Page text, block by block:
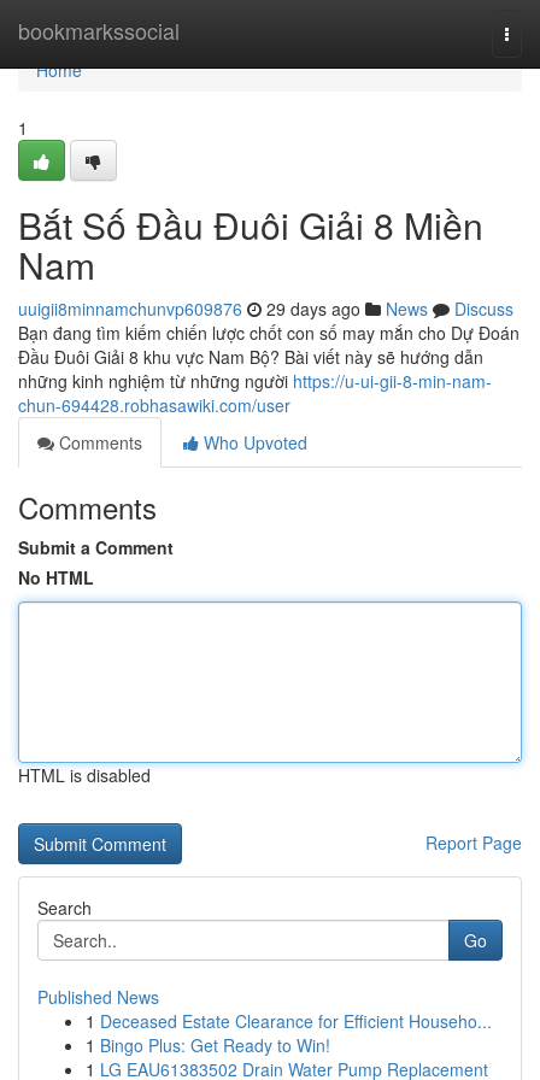
bookmarkssocial
Home
Home
1
Bắt Số Đầu Đuôi Giải 8 Miền
Nam
uuigii8minnamchunvp609876 29 days ago News
Discuss
Bạn đang tìm kiếm chiến lược chốt con số may mắn cho Dự Đoán
Đầu Đuôi Giải 8 khu vực Nam Bộ? Bài viết này sẽ hướng dẫn
những kinh nghiệm từ những người https://u-ui-gii-8-min-nam-
chun-694428.robhasawiki.com/user
Comments
Who Upvoted
Comments
Submit a Comment
No HTML
HTML is disabled
Report Page
Search
Go
Published News
1 Deceased Estate Clearance for Efficient Househo...
1 Bingo Plus: Get Ready to Win!
1 LG EAU61383502 Drain Water Pump Replacement